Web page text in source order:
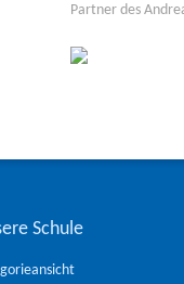
Partner des
Schule